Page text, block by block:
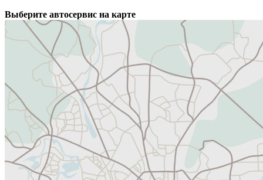
Выберите автосервис на карте